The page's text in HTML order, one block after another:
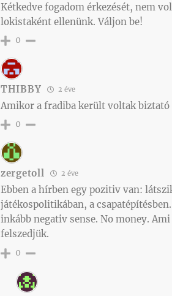
Kétkedve fogadom érkezését, nem
lokistaként ellenünk. Váljon be!
0
THIBBY 2 éve
Amikor a fradiba került voltak biztató
0
zergetoll 2 éve
Ebben a hírben egy pozitiv van:
játékospolitikában, a csapatépítésben.
inkább negativ sense. No money.
felszedjük.
0